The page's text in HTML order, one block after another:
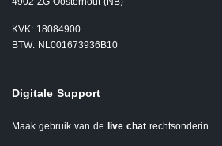
KVK: 18084900
BTW: NL001673936B10
Digitale Support
Maak gebruik van de live chat rechtsonderin.